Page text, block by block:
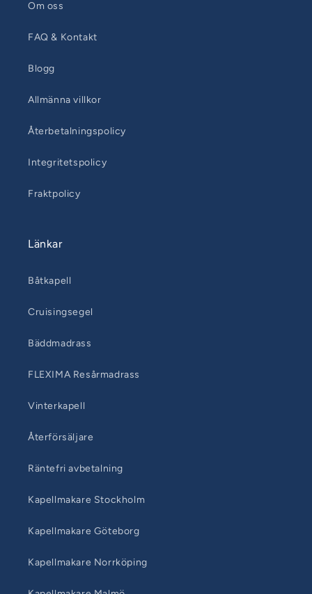
Om oss
FAQ & Kontakt
Blogg
Allmänna villkor
Återbetalningspolicy
Integritetspolicy
Fraktpolicy
Länkar
Båtkapell
Cruisingsegel
Bäddmadrass
FLEXIMA Resårmadrass
Vinterkapell
Återförsäljare
Räntefri avbetalning
Kapellmakare Stockholm
Kapellmakare Göteborg
Kapellmakare Norrköping